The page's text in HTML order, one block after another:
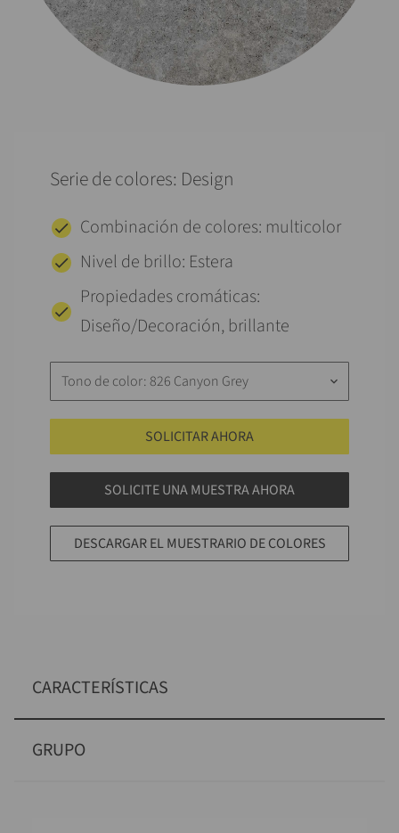
Serie de colores: Design
Combinación de colores: multicolor
Nivel de brillo: Estera
Propiedades cromáticas:
Diseño/Decoración, brillante
Tono de color: 826 Canyon Grey keyboard_arrow_down
SOLICITAR AHORA
SOLICITE UNA MUESTRA AHORA
DESCARGAR EL MUESTRARIO DE COLORES
CARACTERÍSTICAS
GRUPO